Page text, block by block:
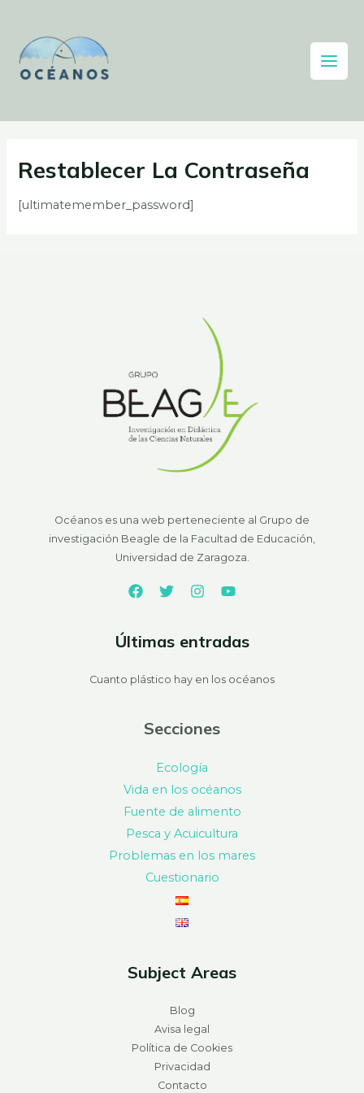
Restablecer La Contraseña
[ultimatemember_password]
Océanos es una web perteneciente al Grupo de
investigación Beagle de la Facultad de Educación,
Universidad de Zaragoza.
Últimas entradas
Cuanto plástico hay en los océanos
Secciones
Ecología
Vida en los océanos
Fuente de alimento
Pesca y Acuicultura
Problemas en los mares
Cuestionario
Subject Areas
Blog
Avisa legal
Política de Cookies
Privacidad
Contacto